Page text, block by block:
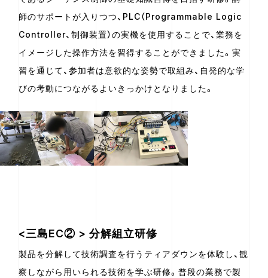
師のサポートが入りつつ、PLC（Programmable Logic
Controller、制御装置）の実機を使用することで、業務を
イメージした操作方法を習得することができました。実
習を通じて、参加者は意欲的な姿勢で取組み、自発的な学
びの考動につながるよいきっかけとなりました。
<三島EC② > 分解組立研修
製品を分解して技術調査を行うティアダウンを体験し、観
察しながら用いられる技術を学ぶ研修。普段の業務で製